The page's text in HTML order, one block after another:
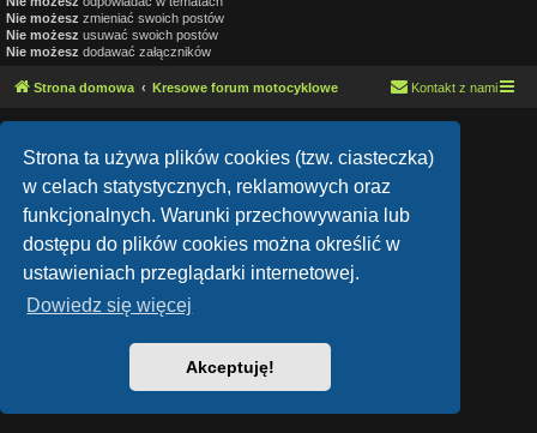
Strona ta używa plików cookies (tzw. ciasteczka)
w celach statystycznych, reklamowych oraz
funkcjonalnych. Warunki przechowywania lub
dostępu do plików cookies można określić w
ustawieniach przeglądarki internetowej.
Dowiedz się więcej
Akceptuję!
Nie możesz zmieniać swoich postów
Nie możesz usuwać swoich postów
Nie możesz dodawać załączników
Strona domowa Kresowe forum motocyklowe Kontakt z nami
Co-Author:MannixMD
Style Version: 1.1.9
Technologię dostarczaphpBB® Forum Software © phpBB Limited
Zasady ochrony danych osobowych |Regulamin